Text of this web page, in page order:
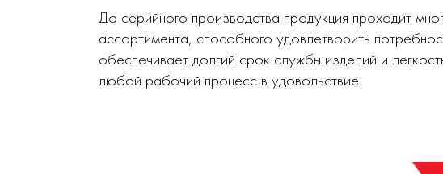
До серийного производства продукция проходит
ассортимента, способного удовлетворить
обеспечивает долгий срок службы изделий и
любой рабочий процесс в удовольствие.